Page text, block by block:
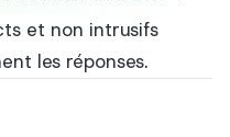
et non intrusifs
les réponses.